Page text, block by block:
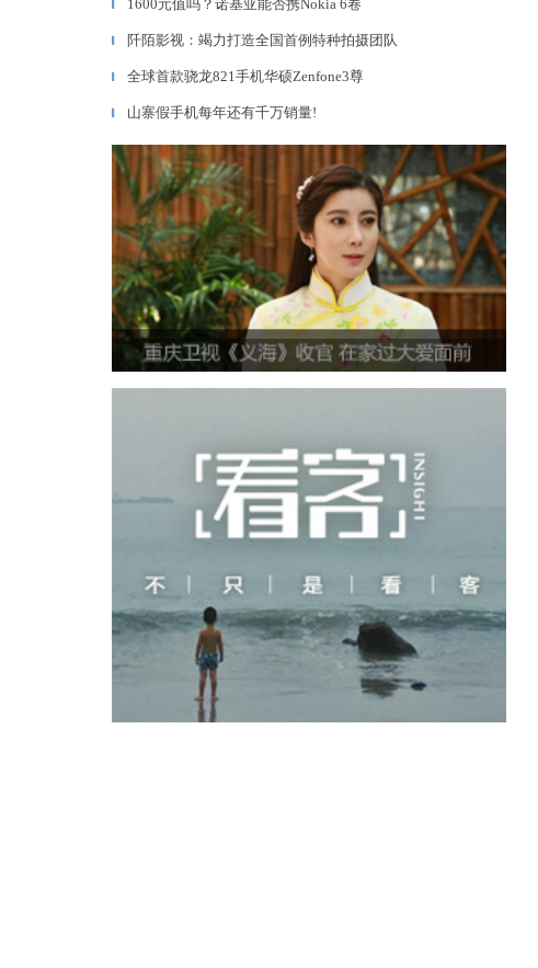
▎ 1600元值吗？诺基亚能否携Nokia 6卷
▎ 阡陌影视：竭力打造全国首例特种拍摄团队
▎ 全球首款骁龙821手机华硕Zenfone3尊
▎ 山寨假手机每年还有千万销量!